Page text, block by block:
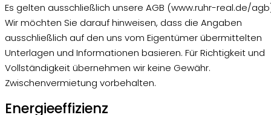
Es gelten ausschließlich unsere AGB (www.ruhr-real.de/
Wir möchten Sie darauf hinweisen, dass die Angaben
ausschließlich auf den uns vom Eigentümer übermittelten
Unterlagen und Informationen basieren. Für Richtigkeit und
Vollständigkeit übernehmen wir keine Gewähr.
Zwischenvermietung vorbehalten.
Energieeffizienz